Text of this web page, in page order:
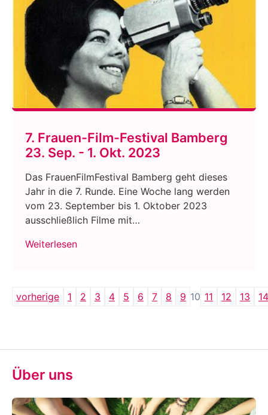
7. Frauen-Film-Festival Bamberg
23. Sep. - 1. Okt. 2023
Das FrauenFilmFestival Bamberg geht dieses
Jahr in die 7. Runde. Eine Woche lang werden
vom 23. September bis 1. Oktober 2023
ausschließlich Filme mit…
Weiterlesen
vorherige 1 2 3 4 5 6 7 8 9 10 11 12 13 14
Über uns